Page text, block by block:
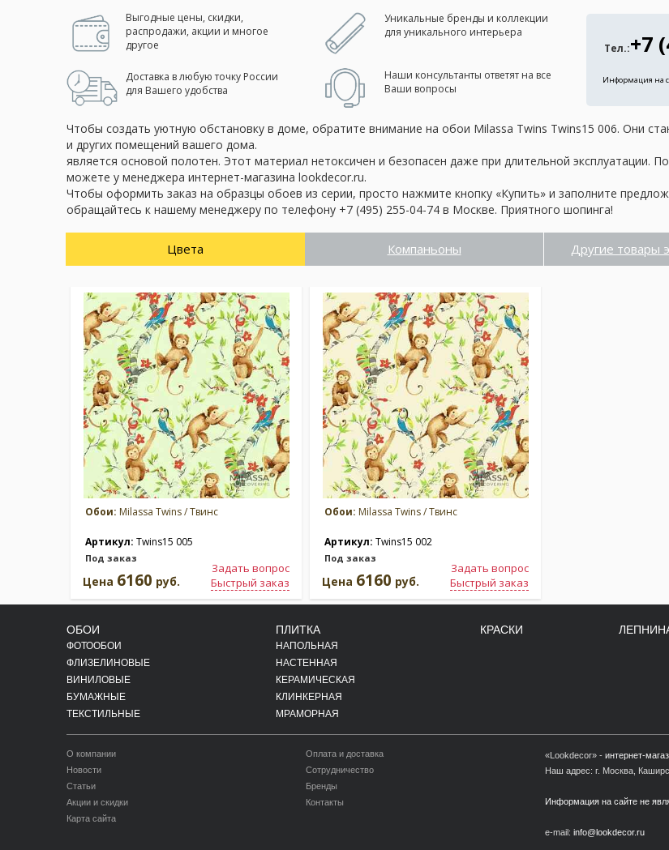
Выгодные цены, скидки,
распродажи, акции и многое
другое
Уникальные бренды и коллекции
для уникального интерьера
Доставка в любую точку России
для Вашего удобства
Наши консультанты ответят на все
Ваши вопросы
Тел.:+7
Информация на
Чтобы создать уютную обстановку в доме, обратите внимание на обои Milassa Twins Twins15 006. Они
и других помещений вашего дома.
является основой полотен. Этот материал нетоксичен и безопасен даже при длительной эксплуатации.
можете у менеджера интернет-магазина lookdecor.ru.
Чтобы оформить заказ на образцы обоев из серии, просто нажмите кнопку «Купить» и заполните
обращайтесь к нашему менеджеру по телефону +7 (495) 255-04-74 в Москве. Приятного шопинга!
Цвета Компаньоны Другие товары
Обои: Milassa Twins / Твинс
Артикул: Twins15 005
Под заказ
Задать вопрос
Быстрый заказ
Цена 6160 руб.
Обои: Milassa Twins / Твинс
Артикул: Twins15 002
Под заказ
Задать вопрос
Быстрый заказ
Цена 6160 руб.
ОБОИ
ФОТООБОИ
ФЛИЗЕЛИНОВЫЕ
ВИНИЛОВЫЕ
БУМАЖНЫЕ
ТЕКСТИЛЬНЫЕ
ПЛИТКА
НАПОЛЬНАЯ
НАСТЕННАЯ
КЕРАМИЧЕСКАЯ
КЛИНКЕРНАЯ
МРАМОРНАЯ
КРАСКИ
О компании
Новости
Статьи
Акции и скидки
Карта сайта
Оплата и доставка
Сотрудничество
Бренды
Контакты
«Lookdecor» - интернет-
Наш адрес: г. Москва,
Информация на сайте не
e-mail: info@lookdecor.ru